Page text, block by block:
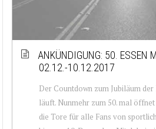
ANKÜNDIGUNG: 50. ESSEN
02.12.-10.12.2017
Der Countdown zum Jubiläum der
läuft. Nunmehr zum 50. mal
die Tore für alle Fans von